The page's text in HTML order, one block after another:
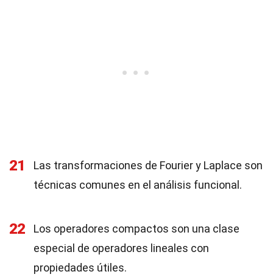
21
Las transformaciones de Fourier y Laplace son
técnicas comunes en el análisis funcional.
22
Los operadores compactos son una clase
especial de operadores lineales con
propiedades útiles.